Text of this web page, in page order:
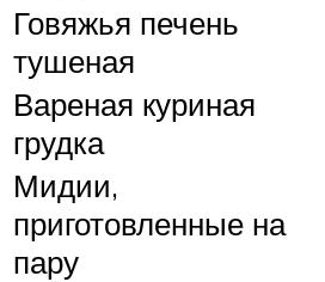
Говяжья печень
тушеная
Вареная куриная
грудка
Мидии,
приготовленные на
пару